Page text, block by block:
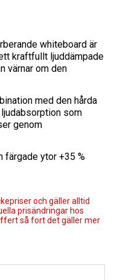
whiteboard är
kraftfullt ljuddämpade
värnar om den
med den hårda
som
genom
färgade ytor +35 %
och gäller alltid
prisändringar hos
så fort det gäller mer